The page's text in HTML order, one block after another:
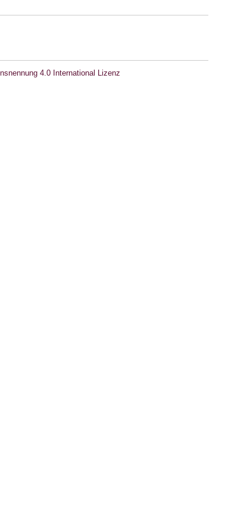
4.0 International Lizenz